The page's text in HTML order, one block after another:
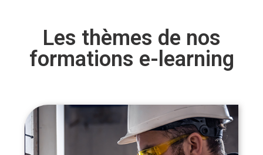
Les thèmes de nos
formations e-learning